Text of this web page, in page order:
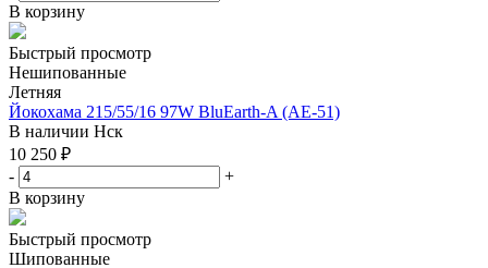
В корзину
Быстрый просмотр
Нешипованные
Летняя
Йокохама 215/55/16 97W BluEarth-A (AE-51)
В наличии Нск
10 250 ₽
-
+
В корзину
Быстрый просмотр
Шипованные